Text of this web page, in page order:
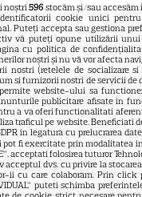
franceză –
și care sunt
noștri596 stocăm și/sau
cookie unici
Puteți accepta sau gestiona
vă puteți opune utilizării
cu politica de
noștri și nu vă vor afecta
nostri (retelele de socializare
si furnizorii nostri de servicii de
website-ului sa
publicitare afisate in
a va oferi functionalitati
traficul pe website. Beneficiati
in legatura cu prelucrarea
pot fi exercitate prin modalitatea
acceptati folosirea tuturor
acceptul dvs. cu privire la
ii cu care colaboram. Prin click
puteti schimba